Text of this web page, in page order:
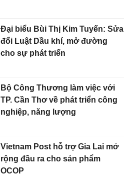
Đại biểu Bùi Thị Kim Tuyến: Sửa
đổi Luật Dầu khí, mở đường
cho sự phát triển
Bộ Công Thương làm việc với
TP. Cần Thơ về phát triển công
nghiệp, năng lượng
Vietnam Post hỗ trợ Gia Lai mở
rộng đầu ra cho sản phẩm
OCOP